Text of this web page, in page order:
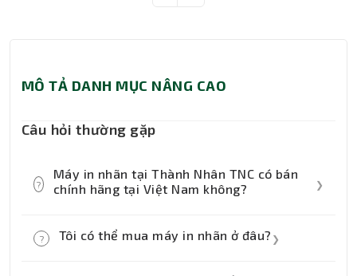
MÔ TẢ DANH MỤC NÂNG CAO
Câu hỏi thường gặp
?
Máy in nhãn tại Thành Nhân TNC có bán
chính hãng tại Việt Nam không?
❯
CNTT chính hãng tại Việt Nam và cung cấp
? Tôi có thể mua máy in nhãn ở đâu? ❯